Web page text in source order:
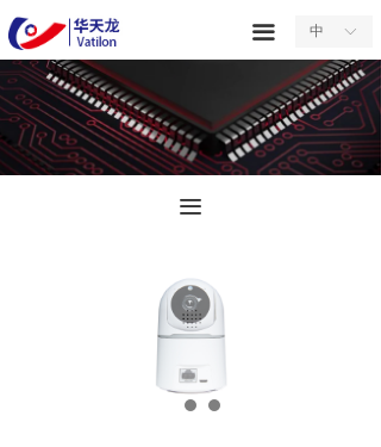
끀
首页
关于我们
产品中心
ꀅ
中
끀